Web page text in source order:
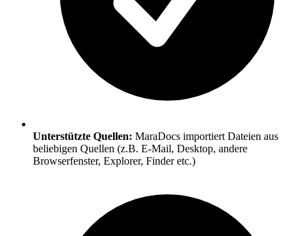
Unterstützte Quellen: MaraDocs importiert Dateien aus
beliebigen Quellen (z.B. E-Mail, Desktop, andere
Browserfenster, Explorer, Finder etc.)